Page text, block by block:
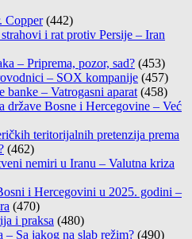
Copper (442)
i rat protiv Persije – Iran
– Priprema, pozor, sad? (453)
– SOX kompanije (457)
banke – Vatrogasni aparat (458)
države Bosne i Hercegovine – Već
teritorijalnih pretenzija prema
(462)
nemiri u Iranu – Valutna kriza
i Hercegovini u 2025. godini –
(470)
i praksa (480)
– Sa jakog na slab režim? (490)